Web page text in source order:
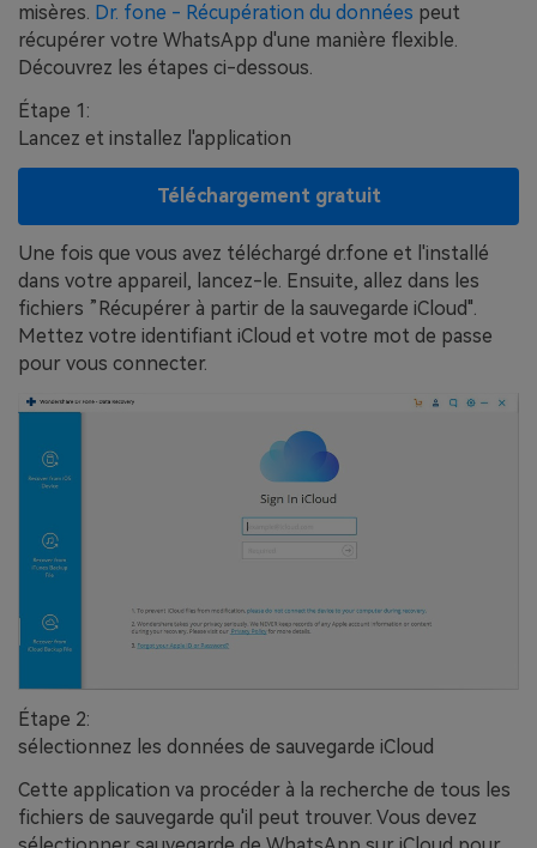
misères. Dr. fone - Récupération du données peut
récupérer votre WhatsApp d'une manière flexible.
Découvrez les étapes ci-dessous.
Étape 1:
Lancez et installez l'application
Téléchargement gratuit
Une fois que vous avez téléchargé dr.fone et l'installé
dans votre appareil, lancez-le. Ensuite, allez dans les
fichiers ”Récupérer à partir de la sauvegarde iCloud".
Mettez votre identifiant iCloud et votre mot de passe
pour vous connecter.
Étape 2:
sélectionnez les données de sauvegarde iCloud
Cette application va procéder à la recherche de tous les
fichiers de sauvegarde qu'il peut trouver. Vous devez